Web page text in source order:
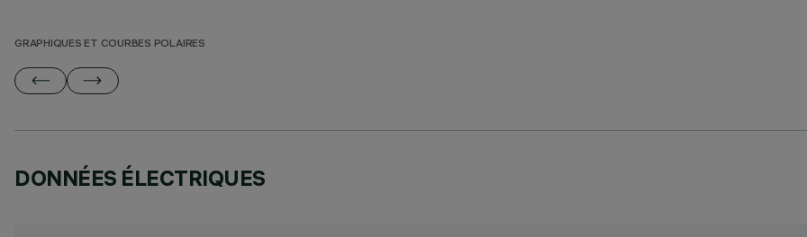
GRAPHIQUES ET COURBES POLAIRES
DONNÉES ÉLECTRIQUES